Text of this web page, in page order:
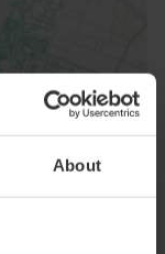
About